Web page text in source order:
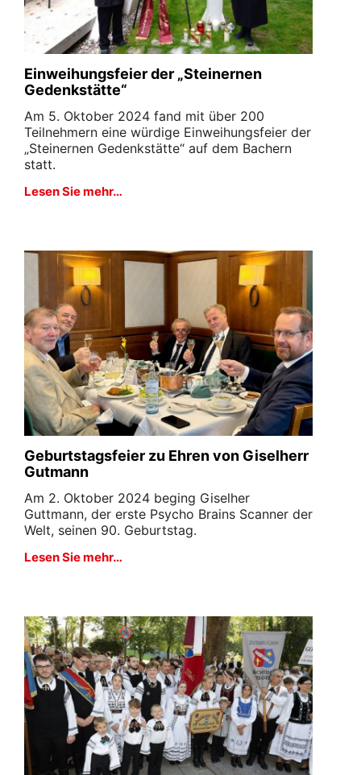
Einweihungsfeier der „Steinernen
Gedenkstätte“
Am 5. Oktober 2024 fand mit über 200
Teilnehmern eine würdige Einweihungsfeier der
„Steinernen Gedenkstätte“ auf dem Bachern
statt.
Lesen Sie mehr…
Geburtstagsfeier zu Ehren von Giselherr
Gutmann
Am 2. Oktober 2024 beging Giselher
Guttmann, der erste Psycho Brains Scanner der
Welt, seinen 90. Geburtstag.
Lesen Sie mehr…